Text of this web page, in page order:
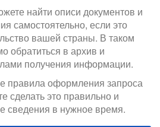
найти описи документов и
самостоятельно, если это
вашей страны. В таком
обратиться в архив и
получения информации.
правила оформления запроса
сделать это правильно и
сведения в нужное время.